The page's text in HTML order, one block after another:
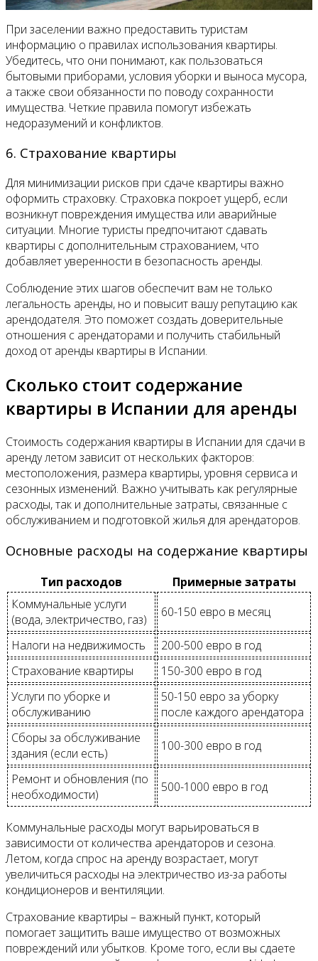
При заселении важно предоставить туристам
информацию о правилах использования квартиры.
Убедитесь, что они понимают, как пользоваться
бытовыми приборами, условия уборки и выноса мусора,
а также свои обязанности по поводу сохранности
имущества. Четкие правила помогут избежать
недоразумений и конфликтов.
6. Страхование квартиры
Для минимизации рисков при сдаче квартиры важно
оформить страховку. Страховка покроет ущерб, если
возникнут повреждения имущества или аварийные
ситуации. Многие туристы предпочитают сдавать
квартиры с дополнительным страхованием, что
добавляет уверенности в безопасность аренды.
Соблюдение этих шагов обеспечит вам не только
легальность аренды, но и повысит вашу репутацию как
арендодателя. Это поможет создать доверительные
отношения с арендаторами и получить стабильный
доход от аренды квартиры в Испании.
Сколько стоит содержание
квартиры в Испании для аренды
Стоимость содержания квартиры в Испании для сдачи в
аренду летом зависит от нескольких факторов:
местоположения, размера квартиры, уровня сервиса и
сезонных изменений. Важно учитывать как регулярные
расходы, так и дополнительные затраты, связанные с
обслуживанием и подготовкой жилья для арендаторов.
Основные расходы на содержание квартиры
Тип расходов
Примерные затраты
Коммунальные услуги
(вода, электричество, газ)
60-150 евро в месяц
Налоги на недвижимость
200-500 евро в год
Страхование квартиры
150-300 евро в год
Услуги по уборке и
обслуживанию
50-150 евро за уборку
после каждого арендатора
Сборы за обслуживание
здания (если есть)
100-300 евро в год
Ремонт и обновления (по
необходимости)
500-1000 евро в год
Коммунальные расходы могут варьироваться в
зависимости от количества арендаторов и сезона.
Летом, когда спрос на аренду возрастает, могут
увеличиться расходы на электричество из-за работы
кондиционеров и вентиляции.
Страхование квартиры – важный пункт, который
помогает защитить ваше имущество от возможных
повреждений или убытков. Кроме того, если вы сдаете